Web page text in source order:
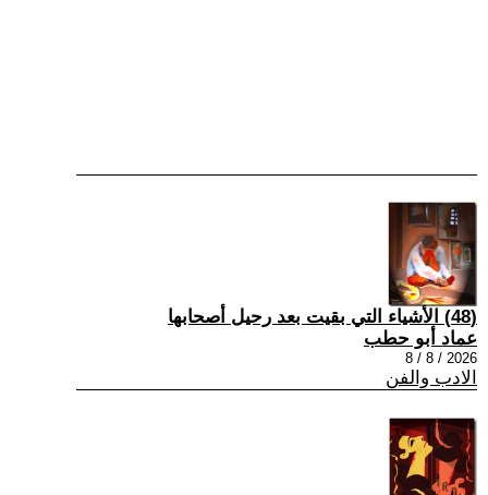
(48) الأشياء التي بقيت بعد رحيل أصحابها
عماد أبو حطب
2026 / 8 / 8
الادب والفن